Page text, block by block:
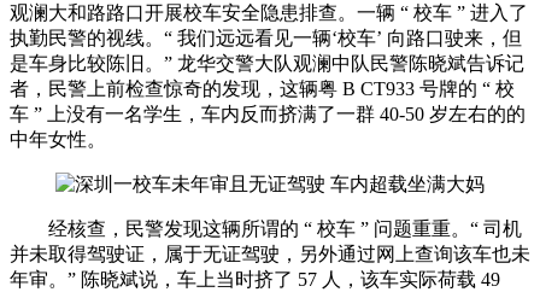
观澜大和路路口开展校车安全隐患排查。一辆 “ 校车 ” 进入了
执勤民警的视线。“ 我们远远看见一辆‘校车’ 向路口驶来，但
是车身比较陈旧。” 龙华交警大队观澜中队民警陈晓斌告诉记
者，民警上前检查惊奇的发现，这辆粤 B CT933 号牌的 “ 校
车 ” 上没有一名学生，车内反而挤满了一群 40-50 岁左右的的
中年女性。
经核查，民警发现这辆所谓的 “ 校车 ” 问题重重。“ 司机
并未取得驾驶证，属于无证驾驶，另外通过网上查询该车也未
年审。” 陈晓斌说，车上当时挤了 57 人，该车实际荷载 49